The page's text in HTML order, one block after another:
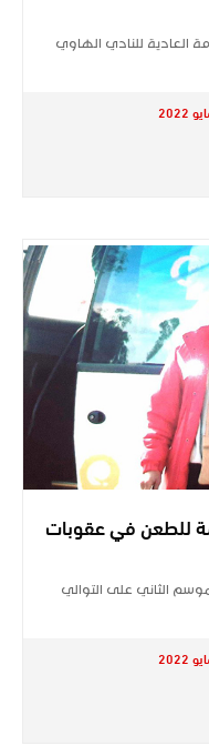
العادية للنادي الهاوي
للطعن في عقوبات
الثاني على التوالي